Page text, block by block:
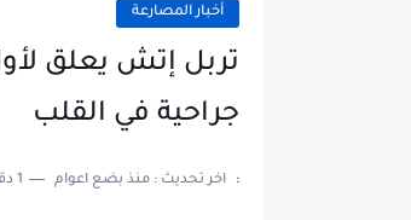
أخبار المصارعة
تربل إتش يعلق
جراحية في القلب
: اخر تحديث : منذ بضع اعوام 1 دقائق للقراءة